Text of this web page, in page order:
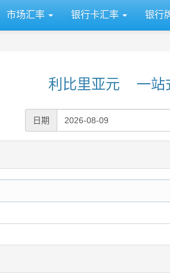
市场汇率 银行卡汇率 银行
利比里亚元 一站
日期